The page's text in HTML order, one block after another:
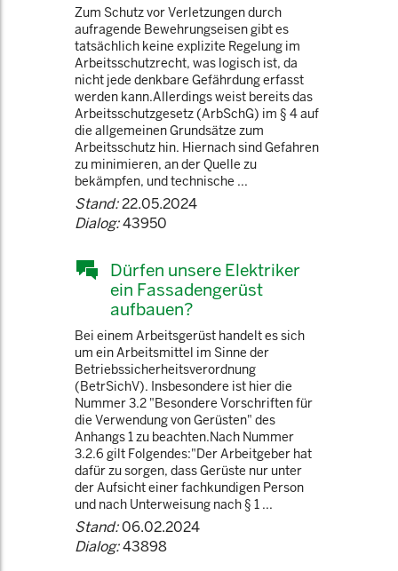
Zum Schutz vor Verletzungen durch
aufragende Bewehrungseisen gibt es
tatsächlich keine explizite Regelung im
Arbeitsschutzrecht, was logisch ist, da
nicht jede denkbare Gefährdung erfasst
werden kann.Allerdings weist bereits das
Arbeitsschutzgesetz (ArbSchG) im § 4 auf
die allgemeinen Grundsätze zum
Arbeitsschutz hin. Hiernach sind Gefahren
zu minimieren, an der Quelle zu
bekämpfen, und technische ...
Stand:22.05.2024
Dialog:43950
Dürfen unsere Elektriker
ein Fassadengerüst
aufbauen?
Bei einem Arbeitsgerüst handelt es sich
um ein Arbeitsmittel im Sinne der
Betriebssicherheitsverordnung
(BetrSichV). Insbesondere ist hier die
Nummer 3.2 "Besondere Vorschriften für
die Verwendung von Gerüsten" des
Anhangs 1 zu beachten.Nach Nummer
3.2.6 gilt Folgendes:"Der Arbeitgeber hat
dafür zu sorgen, dass Gerüste nur unter
der Aufsicht einer fachkundigen Person
und nach Unterweisung nach § 1 ...
Stand:06.02.2024
Dialog:43898